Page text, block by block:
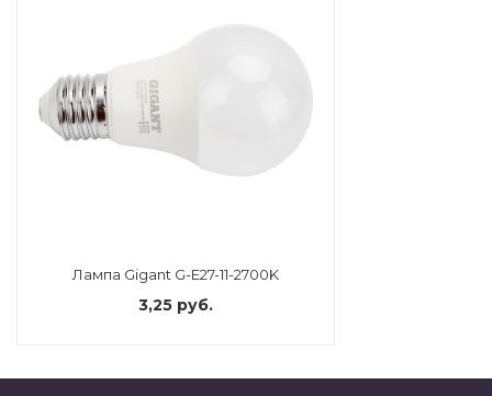
Лампа Gigant G-E27-11-2700K
3,25 руб.